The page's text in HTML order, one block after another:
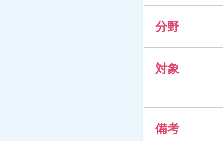
分野
対象
備考